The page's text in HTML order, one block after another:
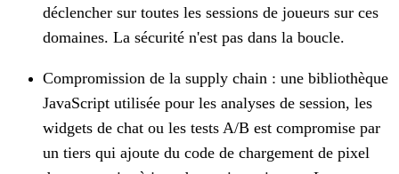
déclencher sur toutes les sessions de joueurs sur ces
domaines. La sécurité n'est pas dans la boucle.
Compromission de la supply chain : une bibliothèque
JavaScript utilisée pour les analyses de session, les
widgets de chat ou les tests A/B est compromise par
un tiers qui ajoute du code de chargement de pixel